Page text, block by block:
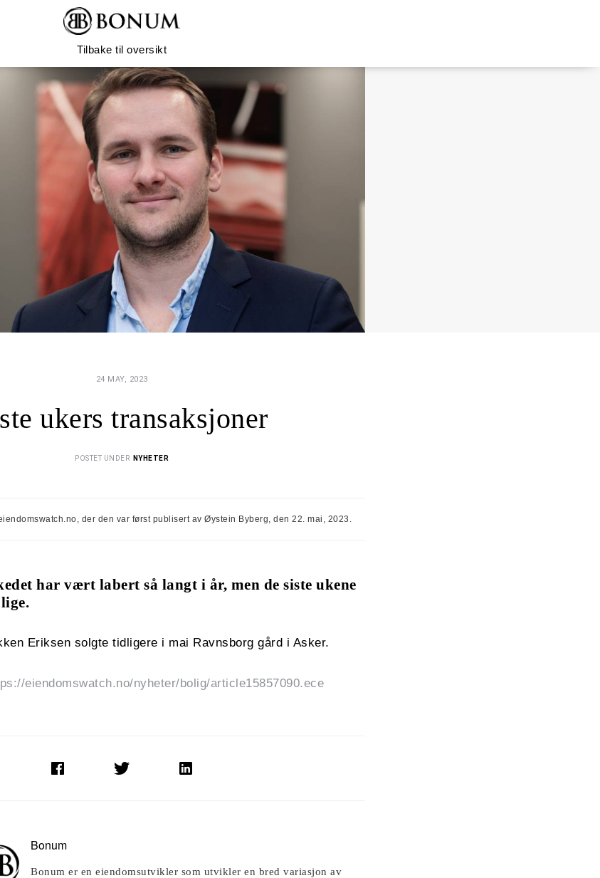
Tilbake til oversikt
24 MAY, 2023
ukers transaksjoner
POSTET UNDER NYHETER
der den var først publisert av Øystein Byberg, den 22. mai, 2023.
har vært labert så langt i år, men de siste ukene
Eriksen solgte tidligere i mai Ravnsborg gård i Asker.
eiendomswatch.no/nyheter/bolig/article15857090.ece
Bonum
Bonum er en eiendomsutvikler som utvikler en bred variasjon av